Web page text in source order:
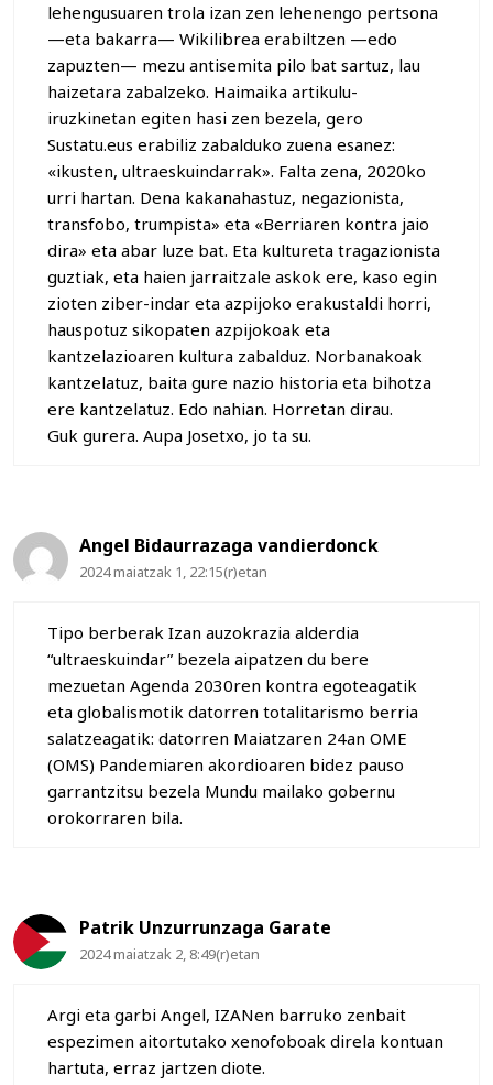
lehengusuaren trola izan zen lehenengo pertsona
—eta bakarra— Wikilibrea erabiltzen —edo
zapuzten— mezu antisemita pilo bat sartuz, lau
haizetara zabalzeko. Haimaika artikulu-
iruzkinetan egiten hasi zen bezela, gero
Sustatu.eus erabiliz zabalduko zuena esanez:
«ikusten, ultraeskuindarrak». Falta zena, 2020ko
urri hartan. Dena kakanahastuz, negazionista,
transfobo, trumpista» eta «Berriaren kontra jaio
dira» eta abar luze bat. Eta kultureta tragazionista
guztiak, eta haien jarraitzale askok ere, kaso egin
zioten ziber-indar eta azpijoko erakustaldi horri,
hauspotuz sikopaten azpijokoak eta
kantzelazioaren kultura zabalduz. Norbanakoak
kantzelatuz, baita gure nazio historia eta bihotza
ere kantzelatuz. Edo nahian. Horretan dirau.
Guk gurera. Aupa Josetxo, jo ta su.
Angel Bidaurrazaga vandierdonck
2024 maiatzak 1, 22:15(r)etan
Tipo berberak Izan auzokrazia alderdia
“ultraeskuindar” bezela aipatzen du bere
mezuetan Agenda 2030ren kontra egoteagatik
eta globalismotik datorren totalitarismo berria
salatzeagatik: datorren Maiatzaren 24an OME
(OMS) Pandemiaren akordioaren bidez pauso
garrantzitsu bezela Mundu mailako gobernu
orokorraren bila.
Patrik Unzurrunzaga Garate
2024 maiatzak 2, 8:49(r)etan
Argi eta garbi Angel, IZANen barruko zenbait
espezimen aitortutako xenofoboak direla kontuan
hartuta, erraz jartzen diote.